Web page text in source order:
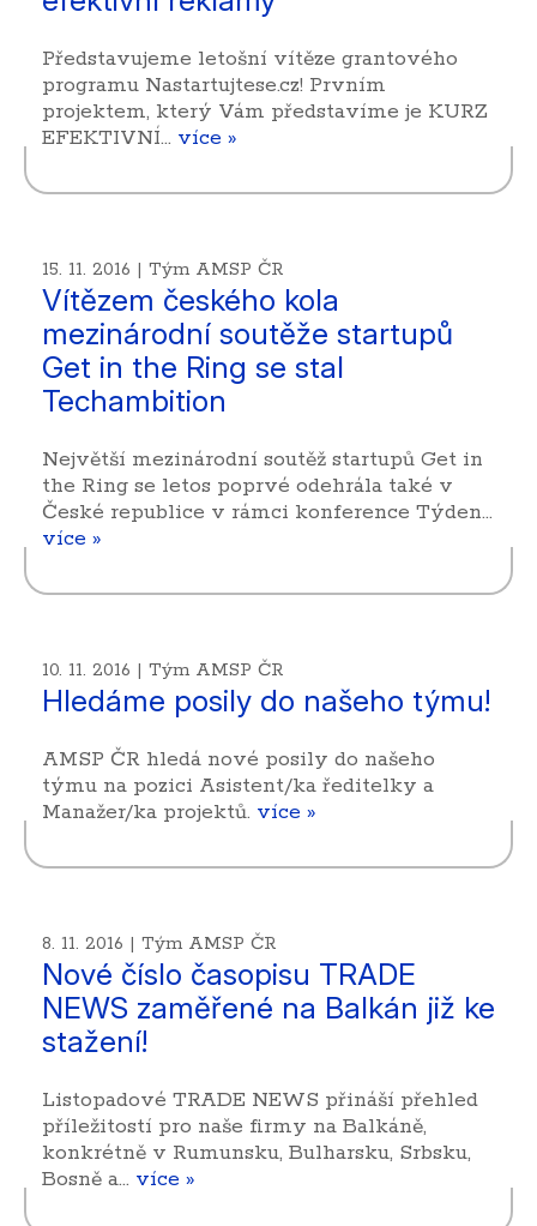
Představujeme letošní vítěze grantového
programu Nastartujtese.cz! Prvním
projektem, který Vám představíme je KURZ
EFEKTIVNÍ… více »
15. 11. 2016 | Tým AMSP ČR
Vítězem českého kola
mezinárodní soutěže startupů
Get in the Ring se stal
Techambition
Největší mezinárodní soutěž startupů Get in
the Ring se letos poprvé odehrála také v
České republice v rámci konference Týden…
více »
10. 11. 2016 | Tým AMSP ČR
Hledáme posily do našeho týmu!
AMSP ČR hledá nové posily do našeho
týmu na pozici Asistent/ka ředitelky a
Manažer/ka projektů. více »
8. 11. 2016 | Tým AMSP ČR
Nové číslo časopisu TRADE
NEWS zaměřené na Balkán již ke
stažení!
Listopadové TRADE NEWS přináší přehled
příležitostí pro naše firmy na Balkáně,
konkrétně v Rumunsku, Bulharsku, Srbsku,
Bosně a… více »